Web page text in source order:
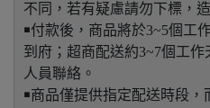
不同，若有疑慮請勿下標，
￭付款後，商品將於3~5個工
到府；超商配送約3~7個工
人員聯絡。
￭商品僅提供指定配送時段